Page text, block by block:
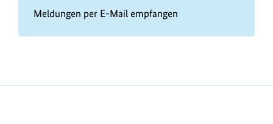
Meldungen per E-Mail empfangen